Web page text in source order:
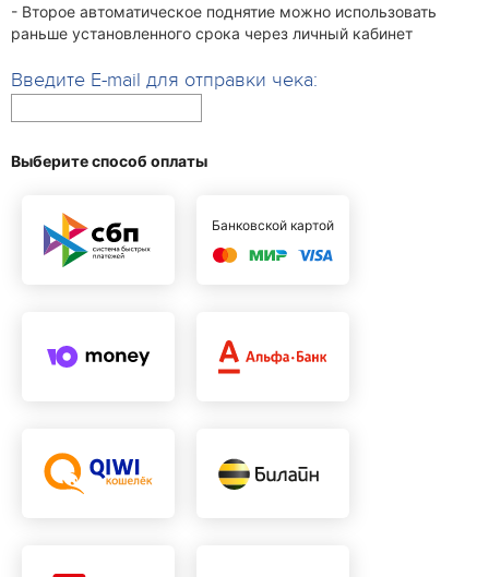
- Второе автоматическое поднятие можно использовать
раньше установленного срока через личный кабинет
Введите E-mail для отправки чека:
Выберите способ оплаты
Банковской картой